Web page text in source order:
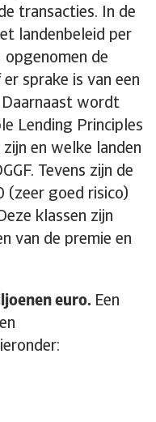
transacties. In de
landenbeleid per
opgenomen de
sprake is van een
wordt
Lending Principles
en welke landen
Tevens zijn de
(zeer goed risico)
klassen zijn
van de premie en
euro. Een